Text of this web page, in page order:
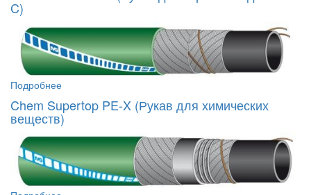
C)
Подробнее
Chem Supertop PE-X (Рукав для химических
веществ)